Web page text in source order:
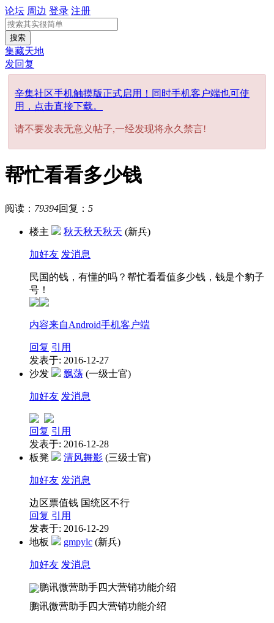
论坛 周边 登录 注册
搜索
集藏天地
发回复
辛集社区手机触摸版正式启用！同时手机客户端也可使
用，点击直接下载。
请不要发表无意义帖子,一经发现将永久禁言!
帮忙看看多少钱
阅读： 79394回复： 5
楼主 秋天秋天秋天 (新兵)
加好友 发消息
民国的钱，有懂的吗？帮忙看看值多少钱，钱是个豹子
号！
内容来自Android手机客户端
回复 引用
发表于: 2016-12-27
沙发
飘荡 (一级士官)
加好友 发消息
回复 引用
发表于: 2016-12-28
板凳
清风舞影 (三级士官)
加好友 发消息
边区票值钱 国统区不行
回复 引用
发表于: 2016-12-29
地板
gmpylc (新兵)
加好友 发消息
鹏讯微营助手四大营销功能介绍
鹏讯微营助手四大营销功能介绍